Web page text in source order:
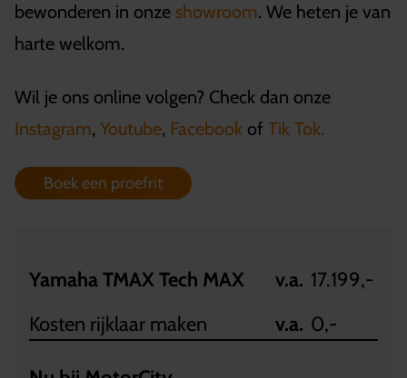
bewonderen in onze showroom. We heten je van
harte welkom.
Wil je ons online volgen? Check dan onze
Instagram, Youtube, Facebook of Tik Tok.
Boek een proefrit
Yamaha TMAX Tech MAX v.a. 17.199,-
Kosten rijklaar maken
v.a. 0,-